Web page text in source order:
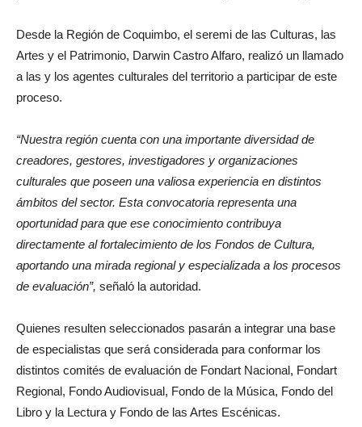
Desde la Región de Coquimbo, el seremi de las Culturas, las
Artes y el Patrimonio, Darwin Castro Alfaro, realizó un llamado
a las y los agentes culturales del territorio a participar de este
proceso.
“Nuestra región cuenta con una importante diversidad de
creadores, gestores, investigadores y organizaciones
culturales que poseen una valiosa experiencia en distintos
ámbitos del sector. Esta convocatoria representa una
oportunidad para que ese conocimiento contribuya
directamente al fortalecimiento de los Fondos de Cultura,
aportando una mirada regional y especializada a los procesos
de evaluación”, señaló la autoridad.
Quienes resulten seleccionados pasarán a integrar una base
de especialistas que será considerada para conformar los
distintos comités de evaluación de Fondart Nacional, Fondart
Regional, Fondo Audiovisual, Fondo de la Música, Fondo del
Libro y la Lectura y Fondo de las Artes Escénicas.